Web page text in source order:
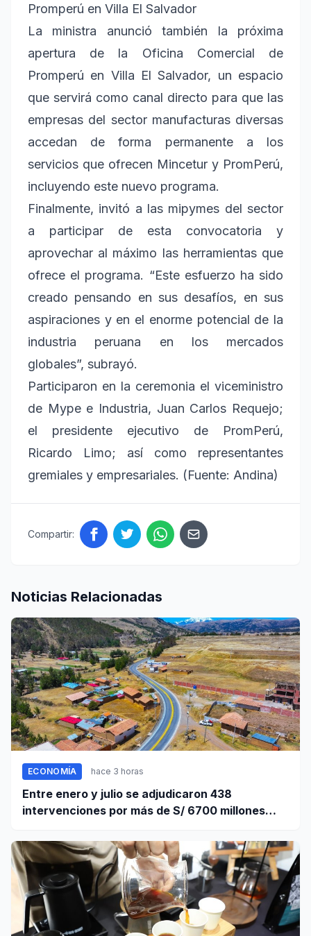
Promperú en Villa El Salvador
La ministra anunció también la próxima
apertura de la Oficina Comercial de
Promperú en Villa El Salvador, un espacio
que servirá como canal directo para que las
empresas del sector manufacturas diversas
accedan de forma permanente a los
servicios que ofrecen Mincetur y PromPerú,
incluyendo este nuevo programa.
Finalmente, invitó a las mipymes del sector
a participar de esta convocatoria y
aprovechar al máximo las herramientas que
ofrece el programa. “Este esfuerzo ha sido
creado pensando en sus desafíos, en sus
aspiraciones y en el enorme potencial de la
industria peruana en los mercados
globales”, subrayó.
Participaron en la ceremonia el viceministro
de Mype e Industria, Juan Carlos Requejo;
el presidente ejecutivo de PromPerú,
Ricardo Limo; así como representantes
gremiales y empresariales. (Fuente: Andina)
Compartir:
Noticias Relacionadas
ECONOMÍA hace 3 horas
Entre enero y julio se adjudicaron 438
intervenciones por más de S/ 6700 millones